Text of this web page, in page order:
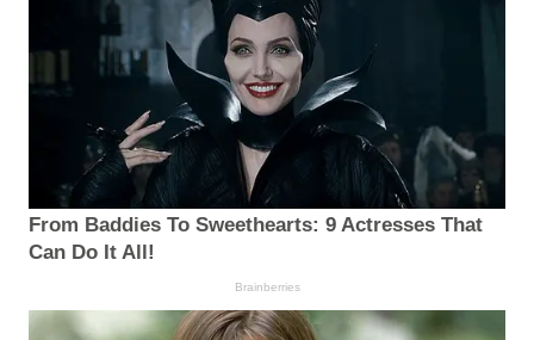
From Baddies To Sweethearts: 9 Actresses That
Can Do It All!
Brainberries